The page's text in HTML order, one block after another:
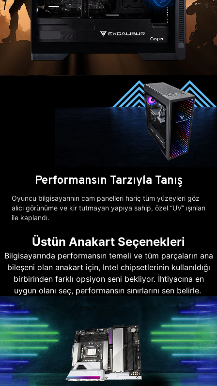
Performansın Tarzıyla Tanış
Oyuncu bilgisayarının cam panelleri hariç tüm yüzeyleri göz
alıcı görünüme ve kir tutmayan yapıya sahip, özel “UV” ışınları
ile kaplandı.
Üstün Anakart Seçenekleri
Bilgisayarında performansın temeli ve tüm parçaların ana
bileşeni olan anakart için, Intel chipsetlerinin kullanıldığı
birbirinden farklı opsiyon seni bekliyor. İhtiyacına en
uygun olanı seç, performansın sınırlarını sen belirle.